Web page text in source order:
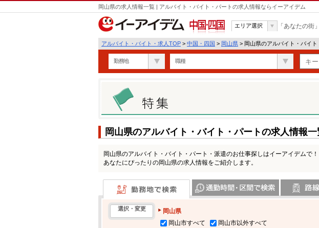
岡山県の求人情報一覧 | アルバイト・バイト・パートの求人情報ならイーアイデム
中国・四国
エリア選択 「あなたの街
アルバイト・バイト・求人TOP > 中国・四国 > 岡山県 > 岡山県のアルバイト・バイ
勤務地 職種
岡山県のアルバイト・バイト・パートの求人情報一
岡山県のアルバイト・バイト・パート・派遣のお仕事探しはイーアイデムで！
あなたにぴったりの岡山県の求人情報をご紹介します。
勤務地で検索
選択・変更
岡山県
岡山市すべて
岡山市以外すべて